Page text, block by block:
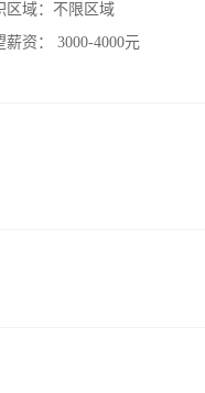
区域： 不限区域
薪资：
3000-4000元